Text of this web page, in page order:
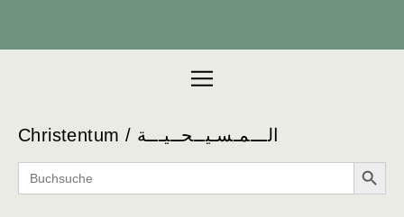
Christentum / الـــمـسـيــحــيـــة
Search
for:
Search